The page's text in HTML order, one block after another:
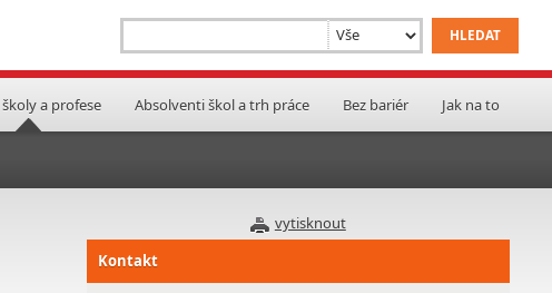
a profese Absolventi škol a trh práce Bez bariér Jak na to
vytisknout
Kontakt